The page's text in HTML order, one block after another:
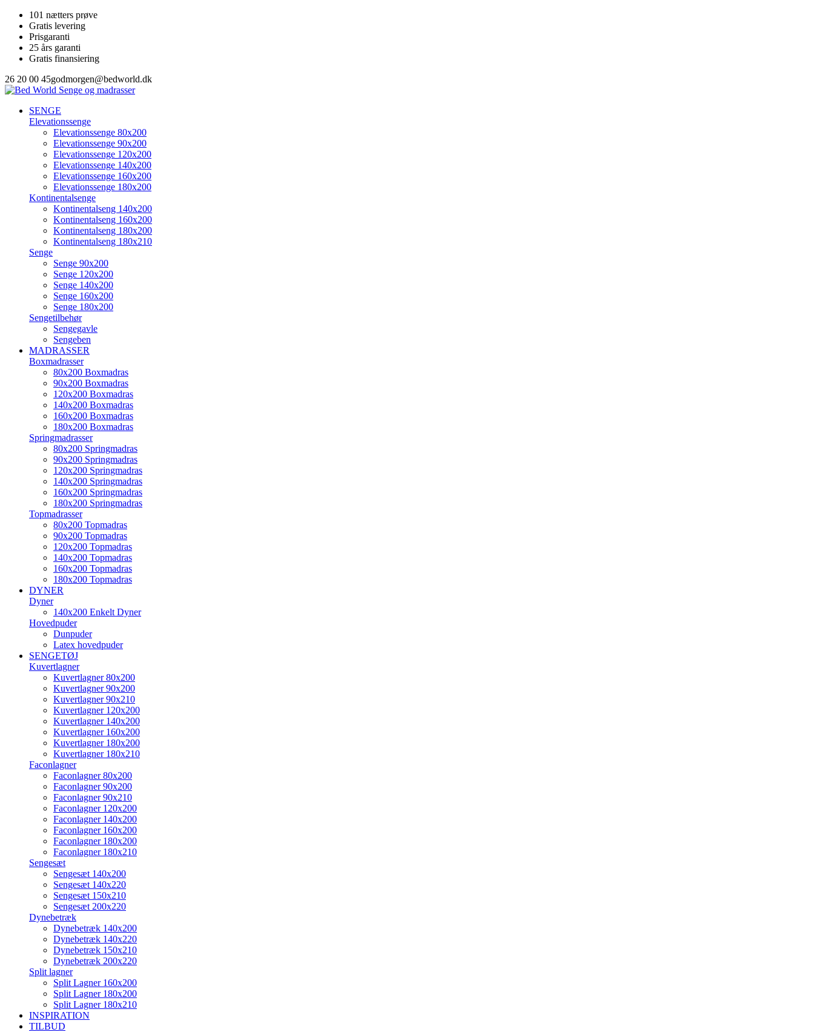
101 nætters prøve
Gratis levering
Prisgaranti
25 års garanti
Gratis finansiering
26 20 00 45godmorgen@bedworld.dk
SENGE
Elevationssenge
Elevationssenge 80x200
Elevationssenge 90x200
Elevationssenge 120x200
Elevationssenge 140x200
Elevationssenge 160x200
Elevationssenge 180x200
Kontinentalsenge
Kontinentalseng 140x200
Kontinentalseng 160x200
Kontinentalseng 180x200
Kontinentalseng 180x210
Senge
Senge 90x200
Senge 120x200
Senge 140x200
Senge 160x200
Senge 180x200
Sengetilbehør
Sengegavle
Sengeben
MADRASSER
Boxmadrasser
80x200 Boxmadras
90x200 Boxmadras
120x200 Boxmadras
140x200 Boxmadras
160x200 Boxmadras
180x200 Boxmadras
Springmadrasser
80x200 Springmadras
90x200 Springmadras
120x200 Springmadras
140x200 Springmadras
160x200 Springmadras
180x200 Springmadras
Topmadrasser
80x200 Topmadras
90x200 Topmadras
120x200 Topmadras
140x200 Topmadras
160x200 Topmadras
180x200 Topmadras
DYNER
Dyner
140x200 Enkelt Dyner
Hovedpuder
Dunpuder
Latex hovedpuder
SENGETØJ
Kuvertlagner
Kuvertlagner 80x200
Kuvertlagner 90x200
Kuvertlagner 90x210
Kuvertlagner 120x200
Kuvertlagner 140x200
Kuvertlagner 160x200
Kuvertlagner 180x200
Kuvertlagner 180x210
Faconlagner
Faconlagner 80x200
Faconlagner 90x200
Faconlagner 90x210
Faconlagner 120x200
Faconlagner 140x200
Faconlagner 160x200
Faconlagner 180x200
Faconlagner 180x210
Sengesæt
Sengesæt 140x200
Sengesæt 140x220
Sengesæt 150x210
Sengesæt 200x220
Dynebetræk
Dynebetræk 140x200
Dynebetræk 140x220
Dynebetræk 150x210
Dynebetræk 200x220
Split lagner
Split Lagner 160x200
Split Lagner 180x200
Split Lagner 180x210
INSPIRATION
TILBUD